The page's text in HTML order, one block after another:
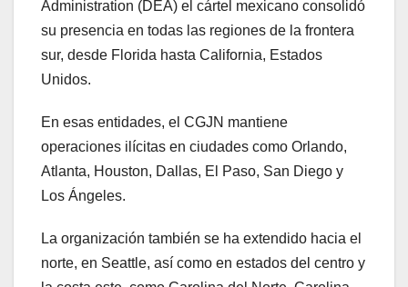
Administration (DEA) el cártel mexicano consolidó
su presencia en todas las regiones de la frontera
sur, desde Florida hasta California, Estados
Unidos.
En esas entidades, el CGJN mantiene
operaciones ilícitas en ciudades como Orlando,
Atlanta, Houston, Dallas, El Paso, San Diego y
Los Ángeles.
La organización también se ha extendido hacia el
norte, en Seattle, así como en estados del centro y